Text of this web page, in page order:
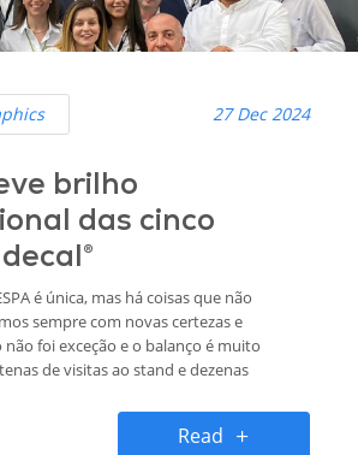
27 Dec 2024
brilho
das cinco
é única, mas há coisas que não
sempre com novas certezas e
não foi exceção e o balanço é muito
de visitas ao stand e dezenas
Read